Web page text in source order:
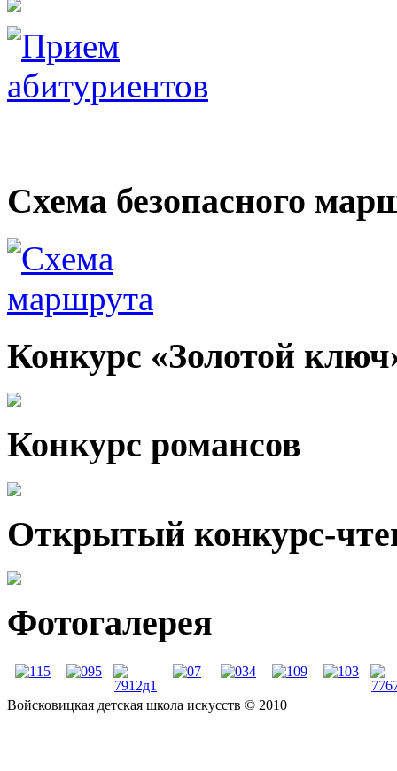
Схема безопасного
Конкурс «Золотой
Конкурс романсов
Открытый конкурс-
Фотогалерея
Войсковицкая детская школа искусств © 2010